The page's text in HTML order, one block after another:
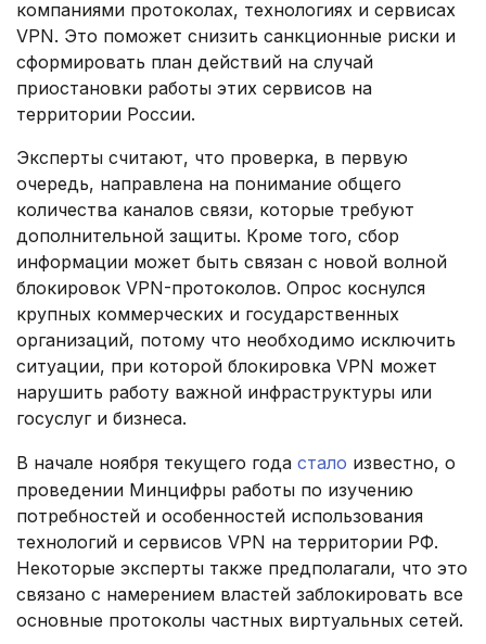
компаниями протоколах, технологиях и сервисах
VPN. Это поможет снизить санкционные риски и
сформировать план действий на случай
приостановки работы этих сервисов на
территории России.
Эксперты считают, что проверка, в первую
очередь, направлена на понимание общего
количества каналов связи, которые требуют
дополнительной защиты. Кроме того, сбор
информации может быть связан с новой волной
блокировок VPN-протоколов. Опрос коснулся
крупных коммерческих и государственных
организаций, потому что необходимо исключить
ситуации, при которой блокировка VPN может
нарушить работу важной инфраструктуры или
госуслуг и бизнеса.
В начале ноября текущего года стало известно, о
проведении Минцифры работы по изучению
потребностей и особенностей использования
технологий и сервисов VPN на территории РФ.
Некоторые эксперты также предполагали, что это
связано с намерением властей заблокировать все
основные протоколы частных виртуальных сетей.